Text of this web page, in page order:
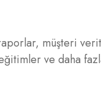
müşteri
ve daha